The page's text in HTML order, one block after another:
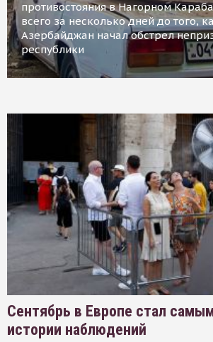
противостояния в Нагорном
всего за несколько дней до того,
Азербайджан начал обстрел
республики
Сентябрь в Европе стал
истории наблюдений